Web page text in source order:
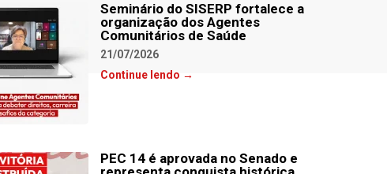
Seminário do SISERP fortalece a
organização dos Agentes
Comunitários de Saúde
21/07/2026
Continue lendo →
PEC 14 é aprovada no Senado e